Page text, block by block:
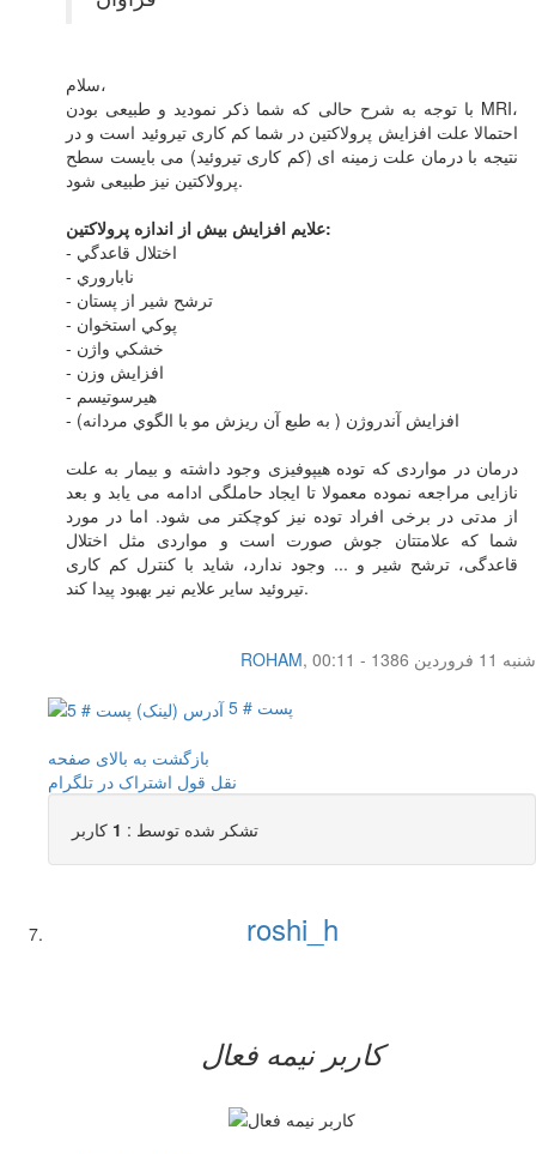
سلام،
با توجه به شرح حالی که شما ذکر نمودید و طبیعی بودن MRI،
احتمالا علت افزایش پرولاکتین در شما کم کاری تیروئید است و در
نتیجه با درمان علت زمینه ای (کم کاری تیروئید) می بایست سطح
پرولاکتین نیز طبیعی شود.
علايم افزايش بيش از اندازه پرولاکتين:
- اختلال قاعدگي
- ناباروري
- ترشح شير از پستان
- پوکي استخوان
- خشکي واژن
- افزايش وزن
- هيرسوتيسم
- افزايش آندروژن ( به طبع آن ريزش مو با الگوي مردانه)
درمان در مواردی که توده هیپوفیزی وجود داشته و بیمار به علت
نازایی مراجعه نموده معمولا تا ایجاد حاملگی ادامه می یابد و بعد
از مدتی در برخی افراد توده نیز کوچکتر می شود. اما در مورد
شما که علامتتان جوش صورت است و مواردی مثل اختلال
قاعدگی، ترشح شیر و ... وجود ندارد، شاید با کنترل کم کاری
تیروئید سایر علایم نیر بهبود پیدا کند.
ROHAM,
شنبه 11 فروردین 1386 - 00:11
پست # 5
بازگشت به بالای صفحه
نقل قول اشتراک در تلگرام
تشکر شده توسط : 1 کاربر
roshi_h
کاربر نيمه فعال